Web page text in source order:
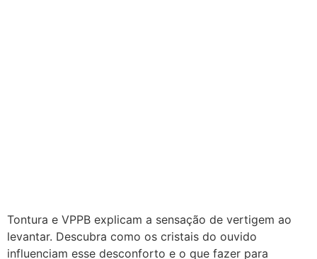
Tontura e VPPB explicam a sensação de vertigem ao
levantar. Descubra como os cristais do ouvido
influenciam esse desconforto e o que fazer para